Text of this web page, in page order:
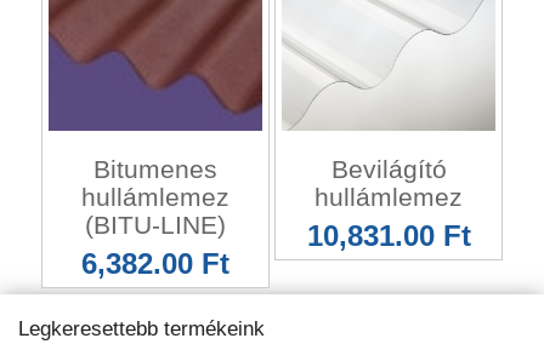
Bitumenes
hullámlemez
(BITU-LINE)
6,382.00 Ft
Bevilágító
hullámlemez
10,831.00 Ft
Legkeresettebb termékeink